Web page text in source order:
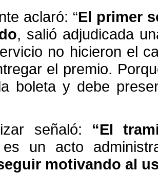
aclaró: “El primer
, salió adjudicada
no hicieron el
el premio.
boleta y debe
señaló: “El
un acto
motivando al